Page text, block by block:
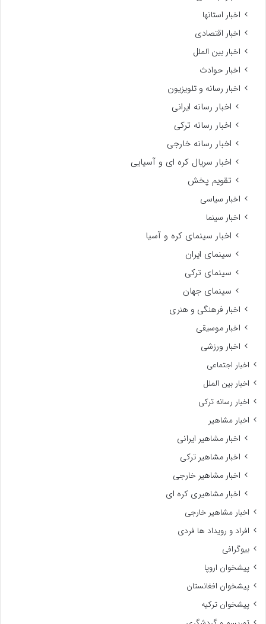
اخبار استانها
اخبار اقتصادی
اخبار بین الملل
اخبار حوادث
اخبار رسانه و تلویزیون
اخبار رسانه ایرانی
اخبار رسانه ترکی
اخبار رسانه خارجی
اخبار سریال کره ای و آسیایی
تقویم پخش
اخبار سیاسی
اخبار سینما
اخبار سینمای کره و آسیا
سینمای ایران
سینمای ترکی
سینمای جهان
اخبار فرهنگی و هنری
اخبار موسیقی
اخبار ورزشی
اخبار اجتماعی
اخبار بین الملل
اخبار رسانه ترکی
اخبار مشاهیر
اخبار مشاهیر ایرانی
اخبار مشاهیر ترکی
اخبار مشاهیر خارجی
اخبار مشاهیری کره ای
اخبار مشاهیر خارجی
افراد و رویداد ها فردی
بیوگرافی
پیشخوان اروپا
پیشخوان افغانستان
پیشخوان ترکیه